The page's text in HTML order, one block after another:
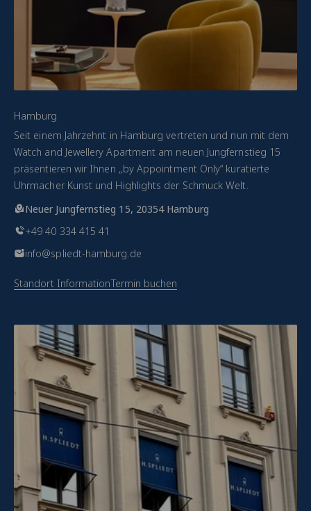
Hamburg
Seit einem Jahrzehnt in Hamburg vertreten und nun mit dem
Watch and Jewellery Apartment am neuen Jungfernstieg 15
präsentieren wir Ihnen „by Appointment Only“ kuratierte
Uhrmacher Kunst und Highlights der Schmuck Welt.
Neuer Jungfernstieg 15, 20354 Hamburg
+49 40 334 415 41
info@spliedt-hamburg.de
Standort InformationTermin buchen